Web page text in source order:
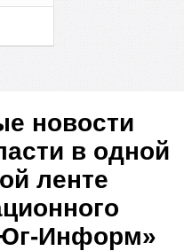
новости
в одной
ленте
Информ»